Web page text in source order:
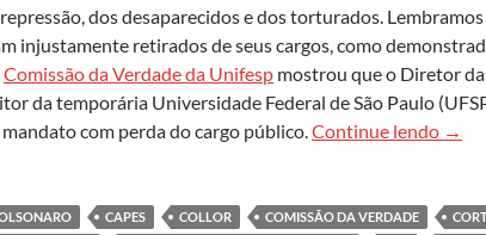
dos desaparecidos e dos torturados.
injustamente retirados de seus cargos, como
Comissão da Verdade da Unifesp mostrou que o Diretor
da temporária Universidade Federal de São Paulo
com perda do cargo público. Continue lendo →
CAPES COLLOR COMISSÃO DA VERDADE